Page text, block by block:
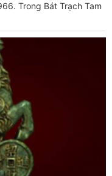
Trong Bát Trạch Tam